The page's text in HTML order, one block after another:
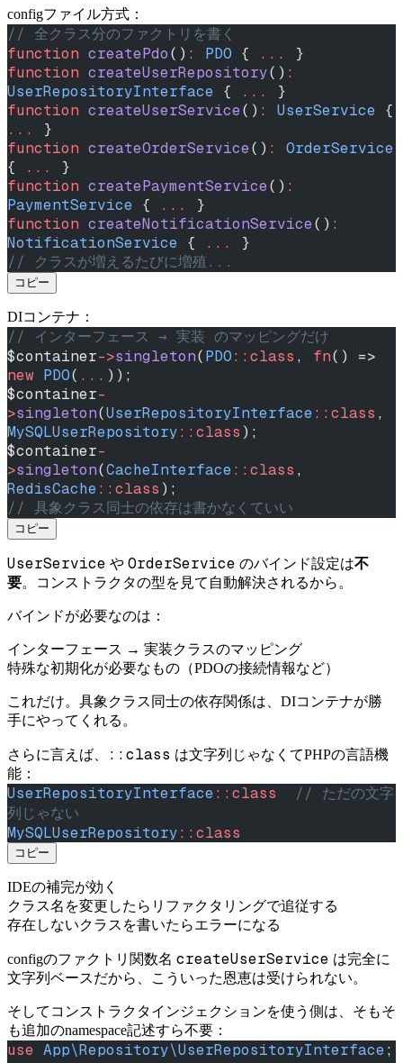
configファイル方式：
// 全クラス分のファクトリを書く
function createPdo() : PDO { ...
}
function createUserRepository() :
UserRepositoryInterface { ...
}
function createUserService() : UserService
...
}
function createOrderService() :
OrderService
{
...
}
function createPaymentService() :
PaymentService { ...
}
function createNotificationService() :
NotificationService { ...
}
// クラスが増えるたびに増殖...
コピー
DIコンテナ：
// インターフェース → 実装 のマッピングだけ
$container->singleton(PDO::class , fn
new PDO( ... ));
$container-
>singleton(UserRepositoryInterface::class
MySQLUserRepository::class );
$container-
>singleton(CacheInterface::class
RedisCache::class );
// 具象クラス同士の依存は書かなくていい
コピー
UserService や OrderService のバインド設定は不
要。コンストラクタの型を見て自動解決されるから。
バインドが必要なのは：
インターフェース → 実装クラスのマッピング
特殊な初期化が必要なもの（PDOの接続情報など）
これだけ。具象クラス同士の依存関係は、DIコンテナが勝
手にやってくれる。
さらに言えば、 ::class は文字列じゃなくてPHPの言語機
能：
UserRepositoryInterface::class
  // ただの文字
列じゃない
MySQLUserRepository::class
コピー
IDEの補完が効く
クラス名を変更したらリファクタリングで追従する
存在しないクラスを書いたらエラーになる
configのファクトリ関数名 createUserService は完全に
文字列ベースだから、こういった恩恵は受けられない。
そしてコンストラクタインジェクションを使う側は、そもそ
も追加のnamespace記述すら不要：
use App\Repository\UserRepositoryInterface;